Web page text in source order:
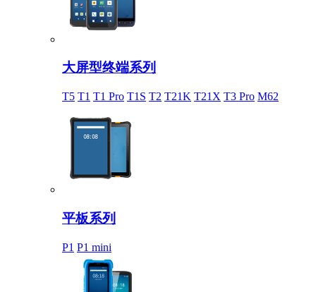
大屏型终端系列
T5 T1 T1 Pro T1S T2 T21K T21X T3 Pro M62
平板系列
P1 P1 mini